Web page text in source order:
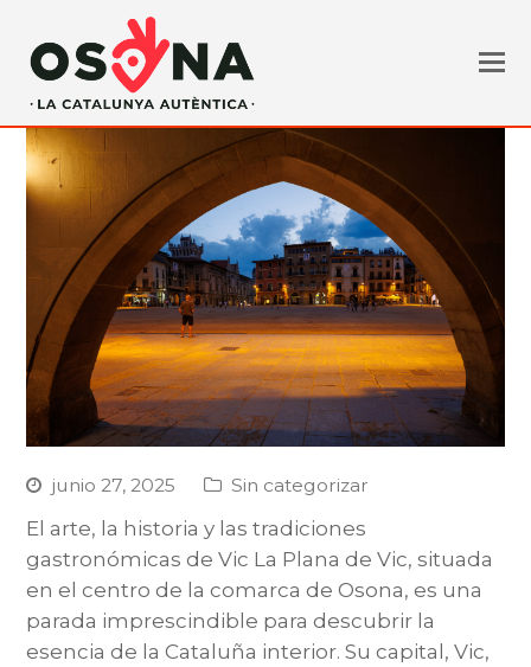
junio 27, 2025 Sin categorizar
El arte, la historia y las tradiciones
gastronómicas de Vic La Plana de Vic, situada
en el centro de la comarca de Osona, es una
parada imprescindible para descubrir la
esencia de la Cataluña interior. Su capital, Vic,